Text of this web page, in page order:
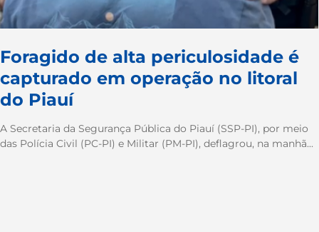
Foragido de alta periculosidade é
capturado em operação no litoral
do Piauí
A Secretaria da Segurança Pública do Piauí (SSP-PI), por meio
das Polícia Civil (PC-PI) e Militar (PM-PI), deflagrou, na manhã...